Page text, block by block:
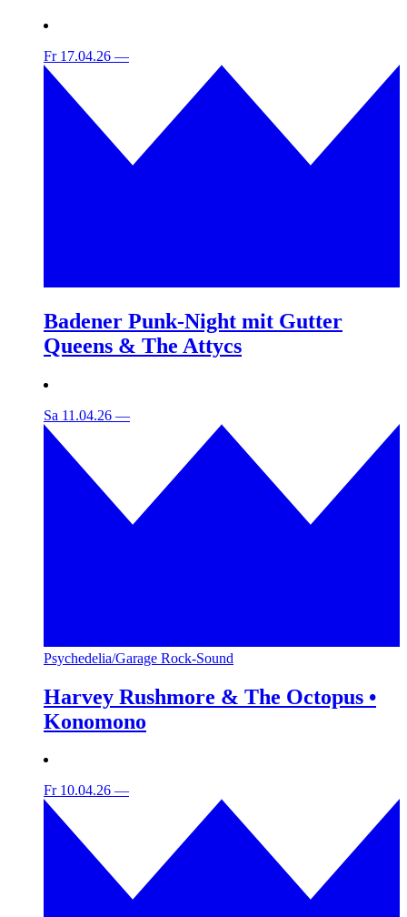
Fr 17.04.26 —
Badener Punk-Night mit Gutter
Queens & The Attycs
Sa 11.04.26 —
Psychedelia/Garage Rock-Sound
Harvey Rushmore & The Octopus •
Konomono
Fr 10.04.26 —